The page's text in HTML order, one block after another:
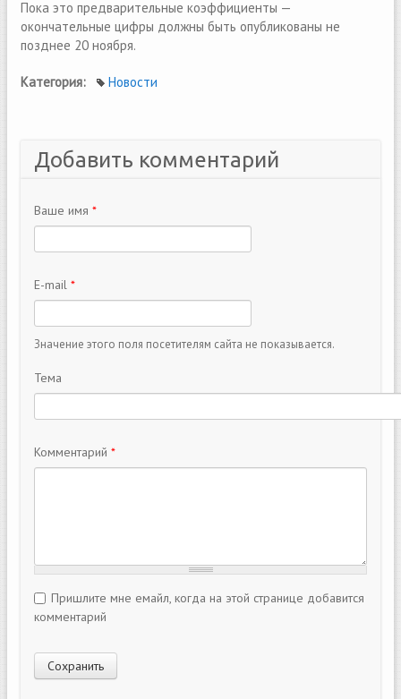
Пока это предварительные коэффициенты —
окончательные цифры должны быть опубликованы не
позднее 20 ноября.
Категория: Новости
Добавить комментарий
Ваше имя *
E-mail *
Значение этого поля посетителям сайта не показывается.
Тема
Комментарий *
Пришлите мне емайл, когда на этой странице добавится
комментарий